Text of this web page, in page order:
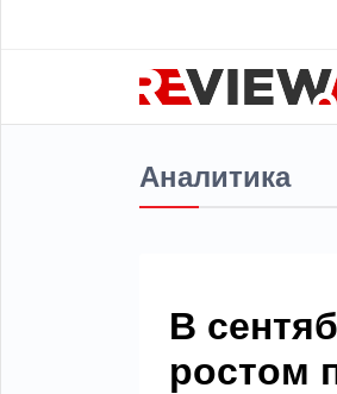
Аналитика
В
ростом